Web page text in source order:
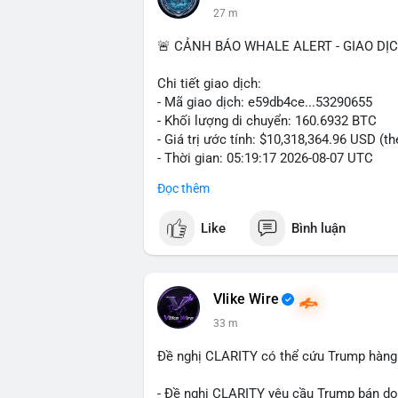
27 m
🚨 CẢNH BÁO WHALE ALERT - GIAO
Chi tiết giao dịch:
- Mã giao dịch: e59db4ce...53290655
- Khối lượng di chuyển: 160.6932 BTC
- Giá trị ước tính: $10,318,364.96 USD
- Thời gian: 05:19:17 2026-08-07 UTC
Nhận định phân tích hành vi của Cá voi
nằm trong nhóm giao dịch lớn nhưng
sàn giao dịch tập trung, khả năng cao
trữ dài hạn, giảm áp lực bán trước mắt.
thể có thể là tổ chức hoặc nhà đầu tư
phiên giao dịch Âu-Mỹ. Tâm lý thị
Đọc thêm
Like Bình luận
Vlike Wire
33 m
Đề nghị CLARITY có thể cứu Trump
- Đề nghị CLARITY yêu cầu Trump bán